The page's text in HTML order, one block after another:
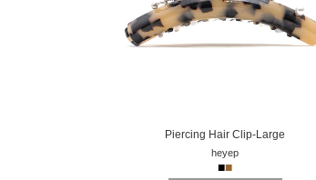
Piercing Hair Clip-Large
heyep
■■